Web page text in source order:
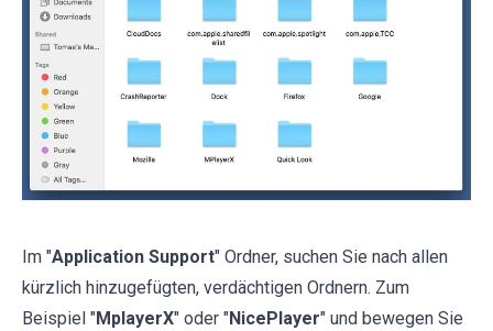
Im "Application Support" Ordner, suchen Sie nach allen
kürzlich hinzugefügten, verdächtigen Ordnern. Zum
Beispiel "MplayerX" oder "NicePlayer" und bewegen Sie